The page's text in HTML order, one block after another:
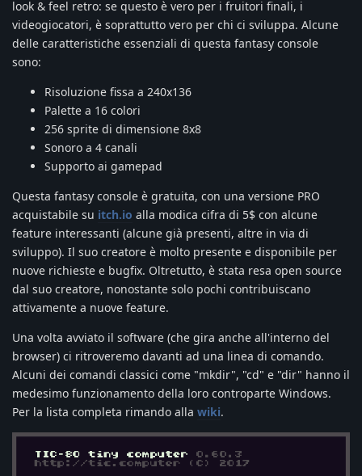
look & feel retro: se questo è vero per i fruitori finali, i
videogiocatori, è soprattutto vero per chi ci sviluppa. Alcune
delle caratteristiche essenziali di questa fantasy console
sono:
Risoluzione fissa a 240x136
Palette a 16 colori
256 sprite di dimensione 8x8
Sonoro a 4 canali
Supporto ai gamepad
Questa fantasy console è gratuita, con una versione PRO
acquistabile su itch.io alla modica cifra di 5$ con alcune
feature interessanti (alcune già presenti, altre in via di
sviluppo). Il suo creatore è molto presente e disponibile per
nuove richieste e bugfix. Oltretutto, è stata resa open source
dal suo creatore, nonostante solo pochi contribuiscano
attivamente a nuove feature.
Una volta avviato il software (che gira anche all'interno del
browser) ci ritroveremo davanti ad una linea di comando.
Alcuni dei comandi classici come "mkdir", "cd" e "dir" hanno il
medesimo funzionamento della loro controparte Windows.
Per la lista completa rimando alla wiki.